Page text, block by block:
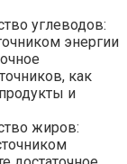
углеводов:
энергии
как
и
жиров: